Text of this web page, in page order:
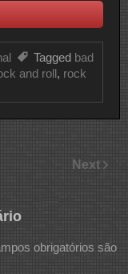
Tagged bad
and roll, rock
Next
obrigatórios são